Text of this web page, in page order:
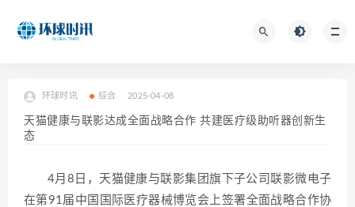
环球时讯 综合 2025-04-08
天猫健康与联影达成全面战略合作 共建医疗级助听器创新生
态
4月8日，天猫健康与联影集团旗下子公司联影微电子
在第91届中国国际医疗器械博览会上签署全面战略合作协